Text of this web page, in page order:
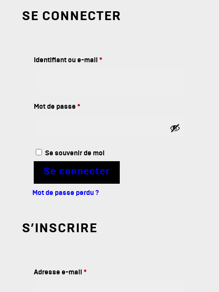
SE CONNECTER
Identifiant ou e-mail *Obligatoire
Mot de passe *Obligatoire
Se souvenir de moi
Se connecter
Mot de passe perdu ?
S’INSCRIRE
Adresse e-mail *Obligatoire